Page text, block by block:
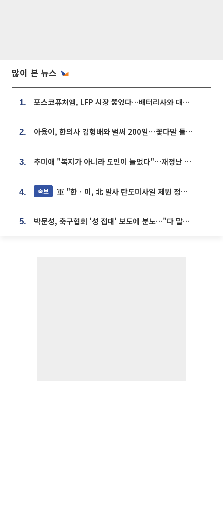
많이 본 뉴스
1. 포스코퓨처엠, LFP 시장 뚫었다…배터리사와 대규모 장기 공급 합의
2. 아옳이, 한의사 김형배와 벌써 200일⋯꽃다발 들고 "프러포즈 아냐"
3. 추미애 "복지가 아니라 도민이 늘었다"…재정난 책임론 정면돌파
4. 속보 軍 "한ㆍ미, 北 발사 탄도미사일 제원 정밀분석 중"
5. 박문성, 축구협회 '성 접대' 보도에 분노…"다 말아먹으려고 작정했나"